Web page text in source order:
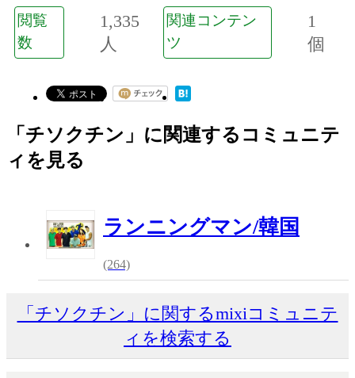
閲覧
数
1,335
人
関連コンテン
ツ
1
個
「チソクチン」に関連するコミュニテ
ィを見る
ランニングマン/韓国
(264)
「チソクチン」に関するmixiコミュニテ
ィを検索する